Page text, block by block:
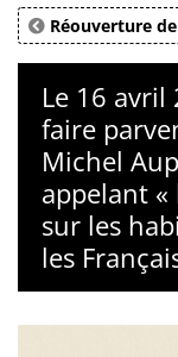
Réouverture
Le 16 avril
faire
Michel
appelant
sur les
les